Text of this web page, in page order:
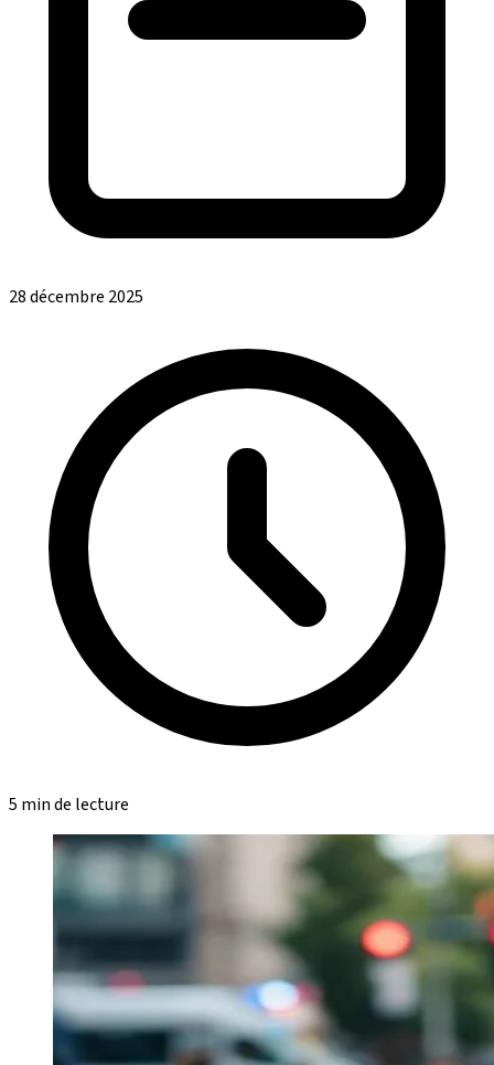
28 décembre 2025
5 min de lecture